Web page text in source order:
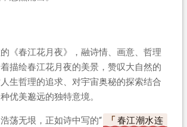
《春江花月夜》，融诗情、画意、哲理
描绘春江花月夜的美景，赞叹大自然的
生哲理的追求、对宇宙奥秘的探索结合
优美邈远的独特意境。
荡无垠，正如诗中写的“
春江潮水连